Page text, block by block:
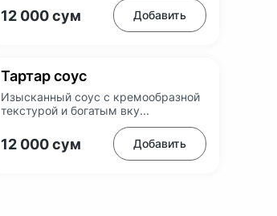
12 000сум Добавить
Тартар соус
Изысканный соус с кремообразной
текстурой и богатым вку...
12 000сум Добавить